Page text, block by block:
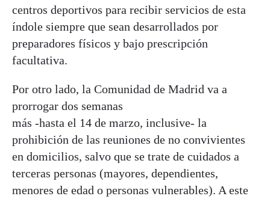
centros deportivos para recibir servicios de esta
índole siempre que sean desarrollados por
preparadores físicos y bajo prescripción
facultativa.
Por otro lado, la Comunidad de Madrid va a
prorrogar dos semanas
más -hasta el 14 de marzo, inclusive- la
prohibición de las reuniones de no convivientes
en domicilios, salvo que se trate de cuidados a
terceras personas (mayores, dependientes,
menores de edad o personas vulnerables). A este